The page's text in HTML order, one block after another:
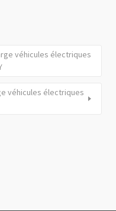
véhicules électriques
véhicules électriques